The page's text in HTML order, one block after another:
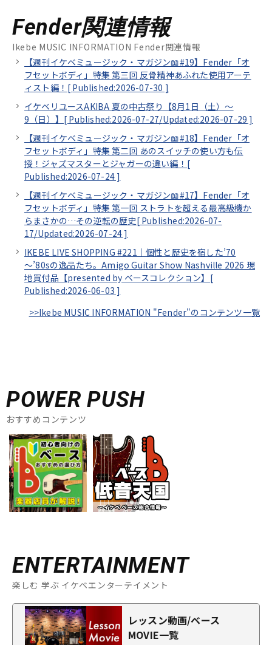
Fender関連情報
Ikebe MUSIC INFORMATION Fender関連情報
【週刊イケベミュージック・マガジン📖#19】Fender「オ
フセットボディ」特集 第三回 反骨精神あふれた使用アーテ
ィスト編！[ Published:2026-07-30 ]
イケベリユースAKIBA 夏の中古祭り【8月1日（土）～
9（日）】[ Published:2026-07-27/Updated:2026-07-29 ]
【週刊イケベミュージック・マガジン📖#18】Fender「オ
フセットボディ」特集 第二回 あのスイッチの使い方も伝
授！ジャズマスターとジャガーの違い編！[
Published:2026-07-24 ]
【週刊イケベミュージック・マガジン📖#17】Fender「オ
フセットボディ」特集 第一回 ストラトを超える最高級機か
らまさかの…その逆転の歴史[ Published:2026-07-
17/Updated:2026-07-24 ]
IKEBE LIVE SHOPPING #221｜個性と歴史を宿した’70
～’80sの逸品たち。Amigo Guitar Show Nashville 2026 現
地買付品【presented by ベースコレクション】[
Published:2026-06-03 ]
>>Ikebe MUSIC INFORMATION "Fender"のコンテンツ一覧
POWER PUSH
おすすめコンテンツ
ENTERTAINMENT
楽しむ 学ぶ イケベエンターテイメント
レッスン動画/ベース
MOVIE一覧